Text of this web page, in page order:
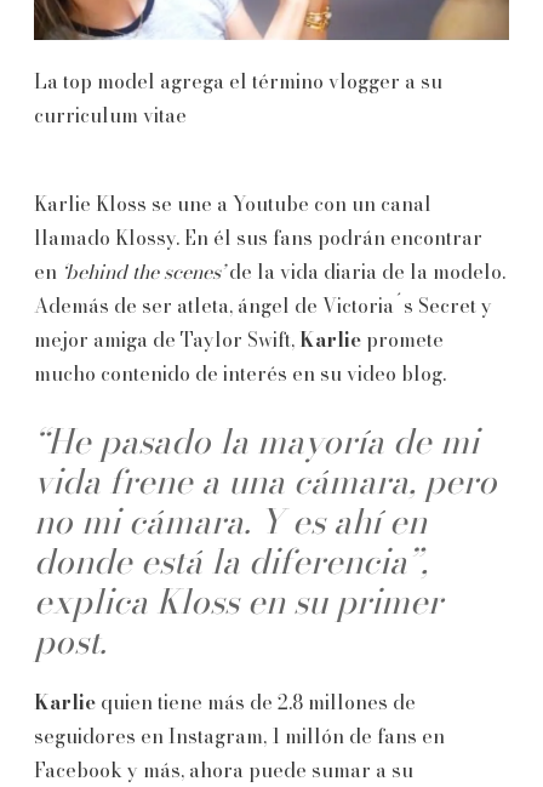
La top model agrega el término vlogger a su
curriculum vitae
Karlie Kloss se une a Youtube con un canal
llamado Klossy. En él sus fans podrán encontrar
en ‘behind the scenes’de la vida diaria de la modelo.
Además de ser atleta, ángel de Victoria´s Secret y
mejor amiga de Taylor Swift, Karlie promete
mucho contenido de interés en su video blog.
“He pasado la mayoría de mi
vida frene a una cámara, pero
no mi cámara. Y es ahí en
donde está la diferencia”,
explica Kloss en su primer
post.
Karlie quien tiene más de 2.8 millones de
seguidores en Instagram, 1 millón de fans en
Facebook y más, ahora puede sumar a su